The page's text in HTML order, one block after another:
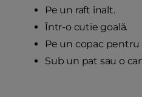
Pe un raft înalt.
Într-o cutie goală.
Pe un copac pentru
Sub un pat sau o